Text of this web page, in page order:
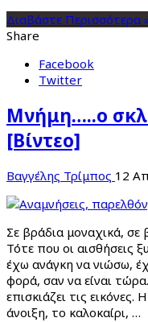
Διαβάστε Περισσότερα
Share
Facebook
Twitter
Μνήμη…..ο
[Βίντεο]
Βαγγέλης Τρίμπος 12
Σε βράδια μοναχικά, σε
Τότε που οι αισθήσεις
έχω ανάγκη να νιώσω,
φορά, σαν να είναι
επισκιάζει τις
άνοιξη, το καλοκαίρι, …